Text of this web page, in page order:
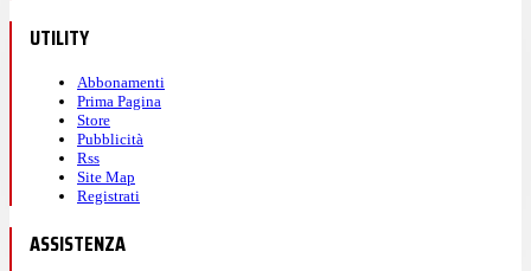
UTILITY
Abbonamenti
Prima Pagina
Store
Pubblicità
Rss
Site Map
Registrati
ASSISTENZA